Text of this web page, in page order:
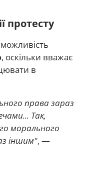
протесту
, оскільки вважає
в
права зараз
Так,
морального
іншим", —